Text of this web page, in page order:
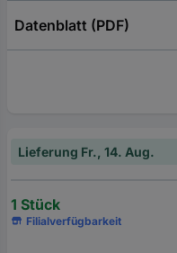
Datenblatt (PDF)
Lieferung Fr., 14. Aug.
1 Stück
Filialverfügbarkeit